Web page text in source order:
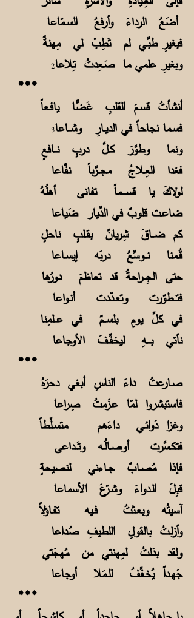
أضَعُ الرداءَ وأرفعُ السـمّاعا
فبغيرِ طبِّـي لم تَطِبْ لي مِهنةٌ
وبغيرِ علمي ما صَـعِدتُ تِلاعا2
***
أنشأتُ قسـمَ القلبِ غَضًّا يافـعاً
فسـما نجاحاً في الديـارِ وشــاعا3
ونما وطوَّرَ كـلَّ دربٍ نــافعٍ
فغدا العِـلاجُ مجــرَّباً نفَّاعا
لولاكَ يا قســـماً تفانى أهلُهُ
ضاعـت قلوبٌ في الدِّيار ضَياعا
كم ضــاقَ شِريانٌ بقـلبٍ ناحلٍ
قُـمنا نــوسِّعُ دربَه إيسـاعا
حتى الجِــراحةُ قد تعاظمَ دورُها
فتــطوّرت وتعـدّدت أنـواعا
في كلِّ يومٍ بلســمٌ في عــلمِنا
نأتي بـــهِ ليخفِّـفَ الأوجاعا
***
صـارعتُ داءَ الناسِ أبغي دحرَهُ
فاستبشروا لمّا عـزَمتُ صِراعا
وغزا دَوائـي داءَهم متسـلِّطاً
فتكـسَّرت أوصـالُـه وتَــداعى
فإذا مُصـابٌ جـاءني لنصيحةٍ
قبِلَ الـدواءَ وشـرّعَ الأسماعا
آسيتُه وبعـثتُ فـيه تفـاؤلاً
وأزلـتُ بالقولِ اللطيفِ صُداعا
ولقد بذلتُ لمِهنتي من مُهجَتي
جَهـداً يُخـفِّفُ للـمَلا أوجاعا
***